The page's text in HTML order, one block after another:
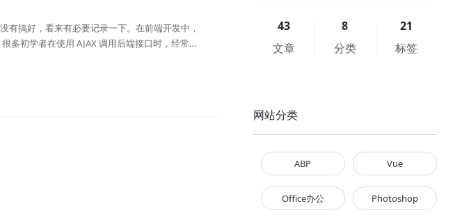
有搞好，看来有必要记录一下。在前端开发中，
多初学者在使用 AJAX 调用后端接口时，经常会
43
文章
8
分类
21
标签
网站分类
ABP Vue
Office办公 Photoshop